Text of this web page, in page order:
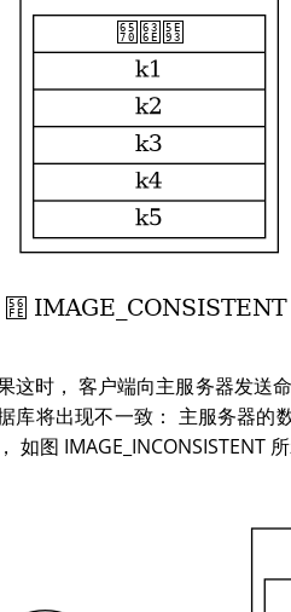
这时， 客户端向主服务器发送
库将出现不一致： 主服务器的
如图 IMAGE_INCONSISTENT 所